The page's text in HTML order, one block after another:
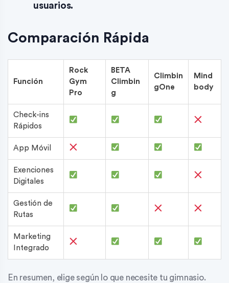
usuarios.
Comparación Rápida
Función
Rock
Gym
Pro
BETA
Climbin
g
Climbin
gOne
Mind
body
Check-ins
Rápidos
App Móvil
Exenciones
Digitales
Gestión de
Rutas
Marketing
Integrado
En resumen, elige según lo que necesite tu gimnasio.